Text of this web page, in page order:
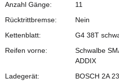
Anzahl Gänge:
11
Rücktrittbremse:
Nein
Kettenblatt:
G4 38T
Reifen vorne:
Schwalbe
ADDIX
Ladegerät:
BOSCH 2A